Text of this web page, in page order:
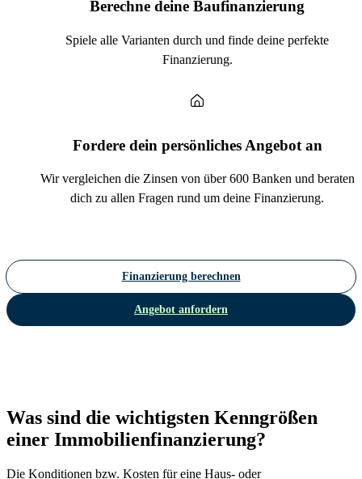
Berechne deine Baufinanzierung
Spiele alle Varianten durch und finde deine perfekte
Finanzierung.
Fordere dein persönliches Angebot an
Wir vergleichen die Zinsen von über 600 Banken und beraten
dich zu allen Fragen rund um deine Finanzierung.
Finanzierung berechnen
Angebot anfordern
Was sind die wichtigsten Kenngrößen
einer Immobilienfinanzierung?
Die Konditionen bzw. Kosten für eine Haus- oder